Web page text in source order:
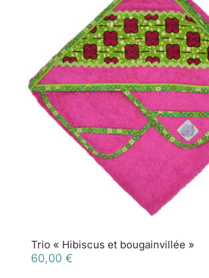
Trio « Hibiscus et bougainvillée »
60,00 €